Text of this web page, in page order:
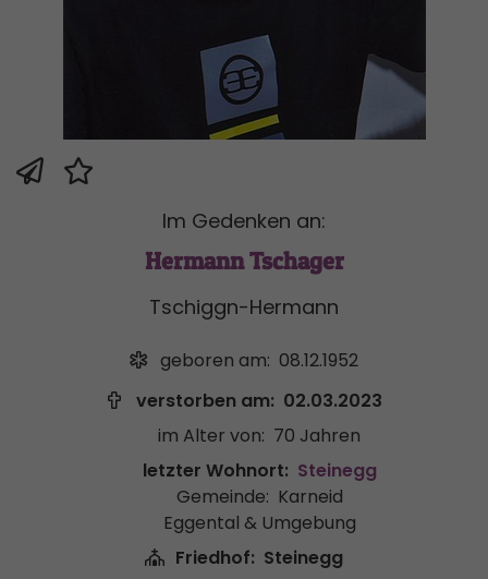
Im Gedenken an:
Hermann Tschager
Tschiggn-Hermann
geboren am: 08.12.1952
verstorben am: 02.03.2023
im Alter von: 70 Jahren
letzter Wohnort: Steinegg
Gemeinde: Karneid
Eggental & Umgebung
Friedhof: Steinegg